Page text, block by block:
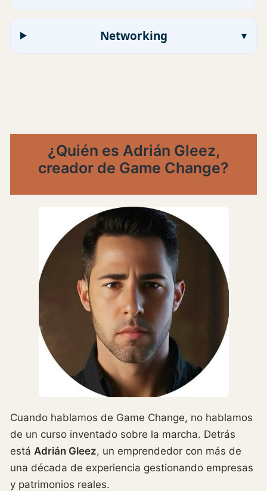
Networking
¿Quién es Adrián Gleez,
creador de Game Change?
Cuando hablamos de Game Change, no hablamos
de un curso inventado sobre la marcha. Detrás
está Adrián Gleez, un emprendedor con más de
una década de experiencia gestionando empresas
y patrimonios reales.